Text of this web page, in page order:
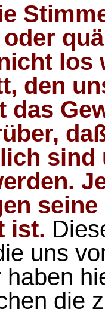
los
den
das
sind
ist.
uns
die